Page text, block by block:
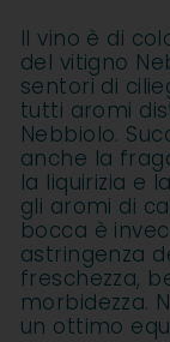
Il vino è di
del vitigno
sentori di
tutti aromi
Nebbiolo.
anche la
la liquirizia e
gli aromi di
bocca è
astringenza
freschezza,
morbidezza.
un ottimo